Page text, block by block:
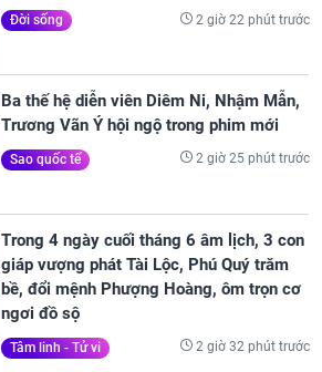
Đời sống 2 giờ 22 phút trước
Ba thế hệ diễn viên Diêm Ni, Nhậm Mẫn,
Trương Vãn Ý hội ngộ trong phim mới
Sao quốc tế 2 giờ 25 phút trước
Trong 4 ngày cuối tháng 6 âm lịch, 3 con
giáp vượng phát Tài Lộc, Phú Quý trăm
bề, đổi mệnh Phượng Hoàng, ôm trọn cơ
ngơi đồ sộ
Tâm linh - Tử vi 2 giờ 32 phút trước